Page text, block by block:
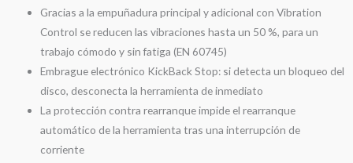
Gracias a la empuñadura principal y adicional con Vibration
Control se reducen las vibraciones hasta un 50 %, para un
trabajo cómodo y sin fatiga (EN 60745)
Embrague electrónico KickBack Stop: si detecta un bloqueo del
disco, desconecta la herramienta de inmediato
La protección contra rearranque impide el rearranque
automático de la herramienta tras una interrupción de
corriente